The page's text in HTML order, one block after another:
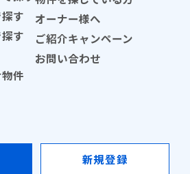
す
す
件
オーナー様へ
ご紹介キャンペーン
お問い合わせ
新規登録